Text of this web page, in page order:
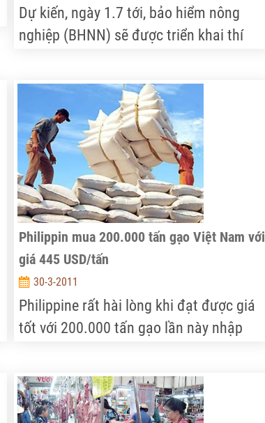
Dự kiến, ngày 1.7 tới, bảo hiểm nông
nghiệp (BHNN) sẽ được triển khai thí
số 315/QĐ-TTg của Thủ tướng Chính
Philippin mua 200.000 tấn gạo Việt Nam với
giá 445 USD/tấn
30-3-2011
Philippine rất hài lòng khi đạt được giá
tốt với 200.000 tấn gạo lần này nhập
hơn gạo của chúng ta trong quý 2.